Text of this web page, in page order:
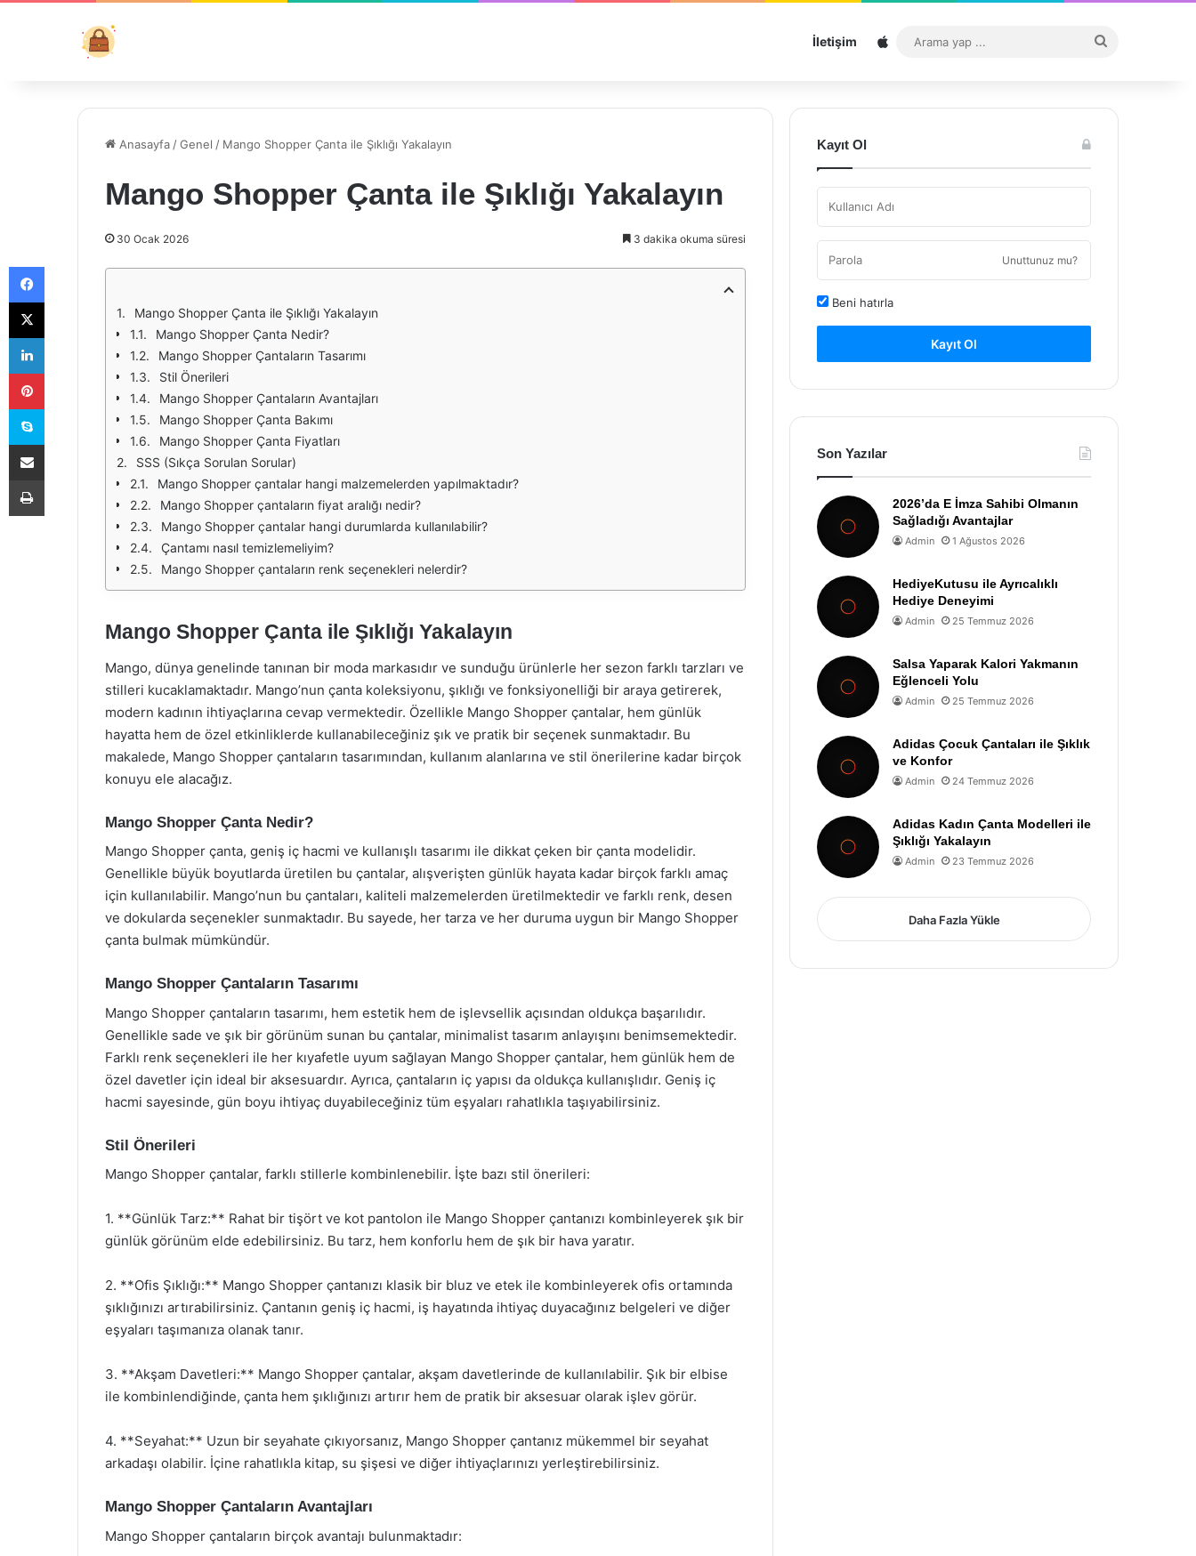
İletişim Sitemap
...
Anasayfa /Genel / Mango Shopper Çanta ile Şıklığı Yakalayın
Mango Shopper Çanta ile Şıklığı Yakalayın
30 Ocak 2026 3 dakika okuma süresi
Mango Shopper Çanta ile Şıklığı Yakalayın
Mango Shopper Çanta Nedir?
Mango Shopper Çantaların Tasarımı
Stil Önerileri
Mango Shopper Çantaların Avantajları
Mango Shopper Çanta Bakımı
Mango Shopper Çanta Fiyatları
SSS (Sıkça Sorulan Sorular)
Mango Shopper çantalar hangi malzemelerden yapılmaktadır?
Mango Shopper çantaların fiyat aralığı nedir?
Mango Shopper çantalar hangi durumlarda kullanılabilir?
Çantamı nasıl temizlemeliyim?
Mango Shopper çantaların renk seçenekleri nelerdir?
Mango Shopper Çanta ile Şıklığı Yakalayın
Mango, dünya genelinde tanınan bir moda markasıdır ve sunduğu ürünlerle her sezon farklı tarzları ve
stilleri kucaklamaktadır. Mango’nun çanta koleksiyonu, şıklığı ve fonksiyonelliği bir araya getirerek,
modern kadının ihtiyaçlarına cevap vermektedir. Özellikle Mango Shopper çantalar, hem günlük
hayatta hem de özel etkinliklerde kullanabileceğiniz şık ve pratik bir seçenek sunmaktadır. Bu
makalede, Mango Shopper çantaların tasarımından, kullanım alanlarına ve stil önerilerine kadar birçok
konuyu ele alacağız.
Mango Shopper Çanta Nedir?
Mango Shopper çanta, geniş iç hacmi ve kullanışlı tasarımı ile dikkat çeken bir çanta modelidir.
Genellikle büyük boyutlarda üretilen bu çantalar, alışverişten günlük hayata kadar birçok farklı amaç
için kullanılabilir. Mango’nun bu çantaları, kaliteli malzemelerden üretilmektedir ve farklı renk, desen
ve dokularda seçenekler sunmaktadır. Bu sayede, her tarza ve her duruma uygun bir Mango Shopper
çanta bulmak mümkündür.
Mango Shopper Çantaların Tasarımı
Mango Shopper çantaların tasarımı, hem estetik hem de işlevsellik açısından oldukça başarılıdır.
Genellikle sade ve şık bir görünüm sunan bu çantalar, minimalist tasarım anlayışını benimsemektedir.
Farklı renk seçenekleri ile her kıyafetle uyum sağlayan Mango Shopper çantalar, hem günlük hem de
özel davetler için ideal bir aksesuardır. Ayrıca, çantaların iç yapısı da oldukça kullanışlıdır. Geniş iç
hacmi sayesinde, gün boyu ihtiyaç duyabileceğiniz tüm eşyaları rahatlıkla taşıyabilirsiniz.
Stil Önerileri
Mango Shopper çantalar, farklı stillerle kombinlenebilir. İşte bazı stil önerileri:
1. **Günlük Tarz:** Rahat bir tişört ve kot pantolon ile Mango Shopper çantanızı kombinleyerek şık bir
günlük görünüm elde edebilirsiniz. Bu tarz, hem konforlu hem de şık bir hava yaratır.
2. **Ofis Şıklığı:** Mango Shopper çantanızı klasik bir bluz ve etek ile kombinleyerek ofis ortamında
şıklığınızı artırabilirsiniz. Çantanın geniş iç hacmi, iş hayatında ihtiyaç duyacağınız belgeleri ve diğer
eşyaları taşımanıza olanak tanır.
3. **Akşam Davetleri:** Mango Shopper çantalar, akşam davetlerinde de kullanılabilir. Şık bir elbise
ile kombinlendiğinde, çanta hem şıklığınızı artırır hem de pratik bir aksesuar olarak işlev görür.
4. **Seyahat:** Uzun bir seyahate çıkıyorsanız, Mango Shopper çantanız mükemmel bir seyahat
arkadaşı olabilir. İçine rahatlıkla kitap, su şişesi ve diğer ihtiyaçlarınızı yerleştirebilirsiniz.
Mango Shopper Çantaların Avantajları
Mango Shopper çantaların birçok avantajı bulunmaktadır:
Kayıt Ol
Unuttunuz mu?
Beni hatırla
Kayıt Ol
Son Yazılar
2026’da E İmza Sahibi Olmanın
Sağladığı Avantajlar
Admin 1 Ağustos 2026
HediyeKutusu ile Ayrıcalıklı
Hediye Deneyimi
Admin 25 Temmuz 2026
Salsa Yaparak Kalori Yakmanın
Eğlenceli Yolu
Admin 25 Temmuz 2026
Adidas Çocuk Çantaları ile Şıklık
ve Konfor
Admin 24 Temmuz 2026
Adidas Kadın Çanta Modelleri ile
Şıklığı Yakalayın
Admin 23 Temmuz 2026
Daha Fazla Yükle
Facebook
X
LinkedIn
Pinterest
Skype
E-Posta ile paylaş